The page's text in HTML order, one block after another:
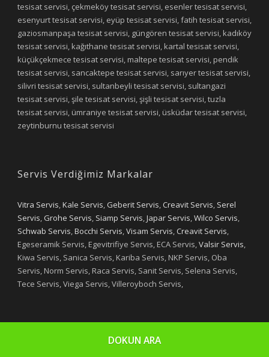
tesisat servisi, çekmeköy tesisat servisi, esenler tesisat servisi,
esenyurt tesisat servisi, eyüp tesisat servisi, fatih tesisat servisi,
gaziosmanpaşa tesisat servisi, güngören tesisat servisi, kadıköy
tesisat servisi, kağıthane tesisat servisi, kartal tesisat servisi,
küçükçekmece tesisat servisi, maltepe tesisat servisi, pendik
tesisat servisi, sancaktepe tesisat servisi, sarıyer tesisat servisi,
silivri tesisat servisi, sultanbeyli tesisat servisi, sultangazi
tesisat servisi, şile tesisat servisi, şişli tesisat servisi, tuzla
tesisat servisi, ümraniye tesisat servisi, üsküdar tesisat servisi,
zeytinburnu tesisat servisi
Servis Verdiğimiz Markalar
Vitra Servis Kale Servis Geberit Servis Creavit Servis Serel
Servis Grohe Servis Siamp Servis Japar Servis Wilco Servis
Schwab Servis Bocchi Servis Visam Servis Creavit Servis
Egeseramik Servis, Egevitrifiye Servis, ECA Servis, Valsir Servis
Kiwa Servis, Sanica Servis, Kariba Servis, NKP Servis, Oba
Servis, Norm Servis, Raca Servis, Sanit Servis, Selena Servis,
Tece Servis, Viega Servis, Villeroyboch Servis,
Copyright 2019 - Yıldızlar TesisatDOKUN ARA